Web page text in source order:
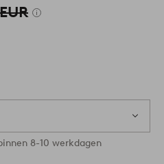
8-10 werkdagen